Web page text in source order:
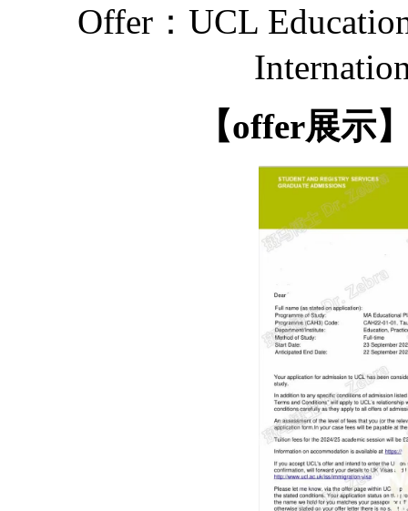
Offer：UCL
【offer展示